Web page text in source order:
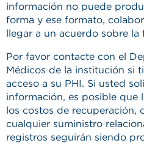
información no puede
forma y ese formato,
llegar a un acuerdo sobre la
Por favor contacte con el
Médicos de la institución si
acceso a su PHI. Si usted
información, es posible que
los costos de recuperación,
cualquier suministro
registros seguirán siendo